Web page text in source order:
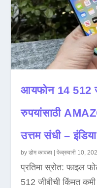
आयफोन 14 512
रुपयांसाठी
उत्तम संधी – इंडिया
byडोम कावळा |फेब्रुवारी 10,
प्रतिमा स्रोत: फाइल
512 जीबीची किंमत